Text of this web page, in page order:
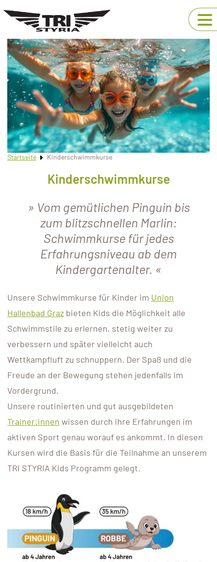
Startseite Kinderschwimmkurse
Kinderschwimmkurse
Vom gemütlichen Pinguin bis
zum blitzschnellen Marlin:
Schwimmkurse für jedes
Erfahrungsniveau ab dem
Kindergartenalter.
Unsere Schwimmkurse für Kinder im Union
Hallenbad Graz bieten Kids die Möglichkeit alle
Schwimmstile zu erlernen, stetig weiter zu
verbessern und später vielleicht auch
Wettkampfluft zu schnuppern. Der Spaß und die
Freude an der Bewegung stehen jedenfalls im
Vordergrund.
Unsere routinierten und gut ausgebildeten
Trainer:innen wissen durch ihre Erfahrungen im
aktiven Sport genau worauf es ankommt. In diesen
Kursen wird die Basis für die Teilnahme an unserem
TRI STYRIA Kids Programm gelegt.